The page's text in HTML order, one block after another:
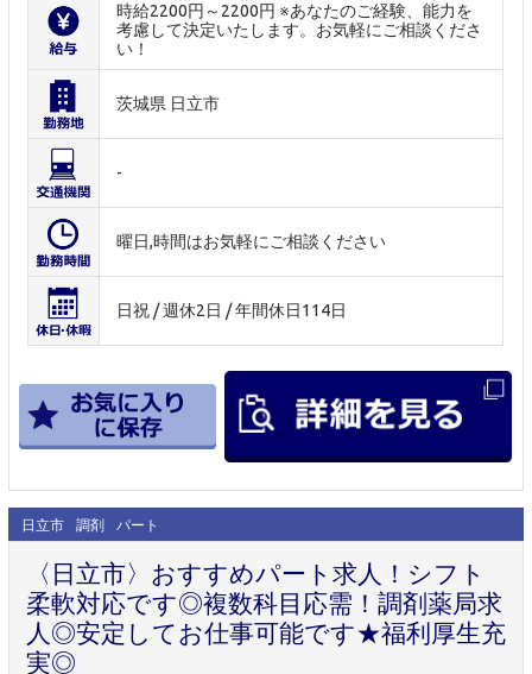
時給2200円～2200円 ※あなたのご経験、能力を
考慮して決定いたします。お気軽にご相談くださ
い！
茨城県 日立市
-
曜日,時間はお気軽にご相談ください
日祝 / 週休2日 / 年間休日114日
日立市 調剤 パート
〈日立市〉おすすめパート求人！シフト
柔軟対応です◎複数科目応需！調剤薬局求
人◎安定してお仕事可能です★福利厚生充
実◎